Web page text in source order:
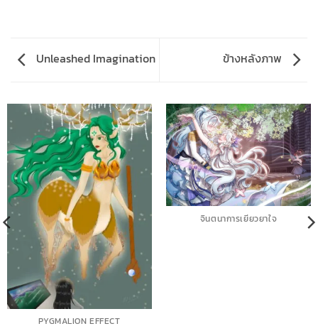
Unleashed Imagination ข้างหลังภาพ
PYGMALION EFFECT
จินตนาการเยียวยาใจ